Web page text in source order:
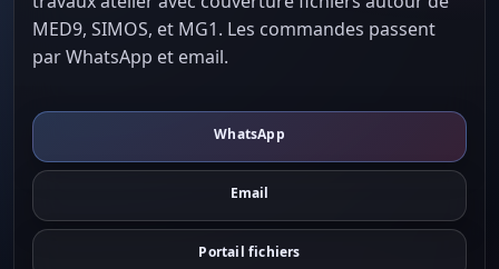
MED9, SIMOS, et MG1. Les commandes passent
par WhatsApp et email.
WhatsApp
Email
Portail fichiers